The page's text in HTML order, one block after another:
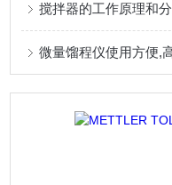
搅拌器的工作原理和
微量馏程仪使用方便,